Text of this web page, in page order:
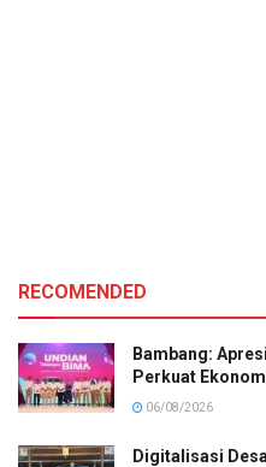
RECOMENDED
Bambang:
Perkuat
06/08/2026
Digitalisasi